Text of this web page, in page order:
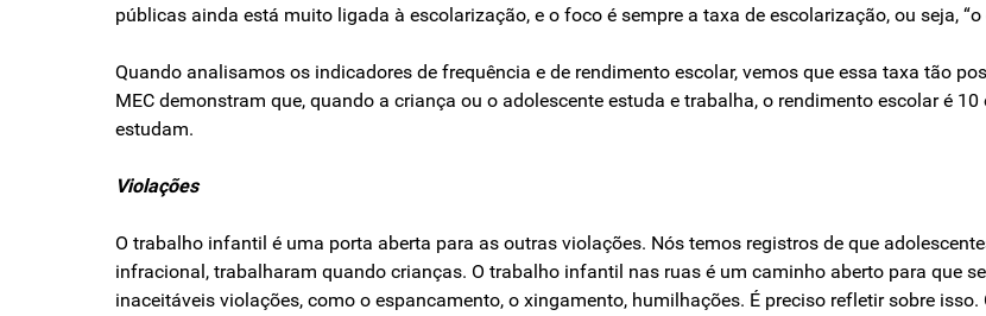
públicas ainda está muito ligada à escolarização, e o foco é sempre a taxa de escolarização, ou seja,
Quando analisamos os indicadores de frequência e de rendimento escolar, vemos que essa taxa tão
MEC demonstram que, quando a criança ou o adolescente estuda e trabalha, o rendimento escolar é
estudam.
Violações
O trabalho infantil é uma porta aberta para as outras violações. Nós temos registros de que
infracional, trabalharam quando crianças. O trabalho infantil nas ruas é um caminho aberto para que
inaceitáveis violações, como o espancamento, o xingamento, humilhações. É preciso refletir sobre